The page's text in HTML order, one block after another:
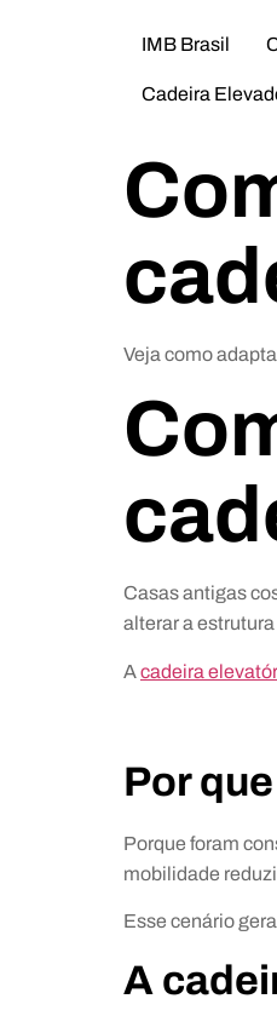
IMB Brasil
Cadeira
Veja como
Casas antigas
alterar a
Acadeira
Por
Porque foram
mobilidade
Esse cenário
A